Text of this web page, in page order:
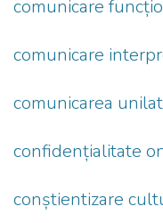
comunicare
comunicare
comunicarea
confidențialitate
conștientizare